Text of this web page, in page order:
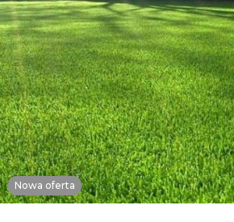
Nowa oferta